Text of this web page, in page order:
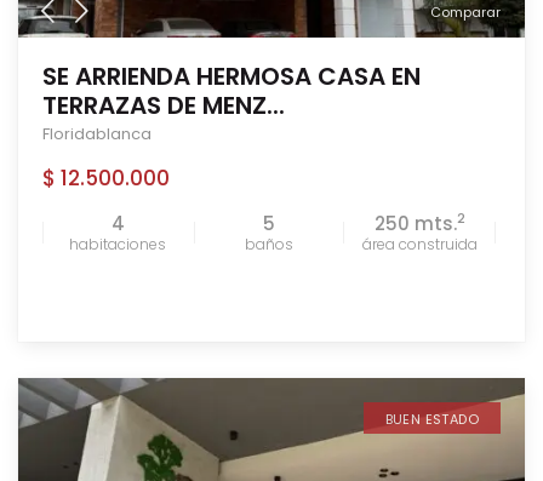
Comparar
SE ARRIENDA HERMOSA CASA EN
TERRAZAS DE MENZ...
Floridablanca
$ 12.500.000
4
habitaciones
5
baños
250 mts.2
área construida
BUEN ESTADO